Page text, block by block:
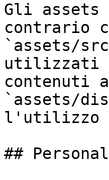
Gli assets
contrario
`assets/
utilizzati
contenuti
`assets/
l'utilizzo
##